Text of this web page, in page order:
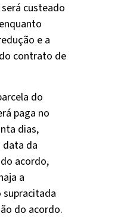
custeado
e a
contrato de
do
paga no
dias,
da
acordo,
a
do acordo.